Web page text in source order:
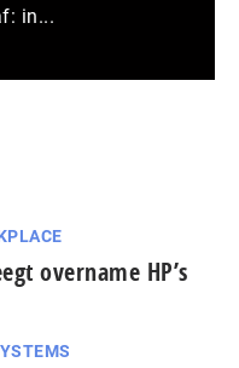
in...
overname HP’s